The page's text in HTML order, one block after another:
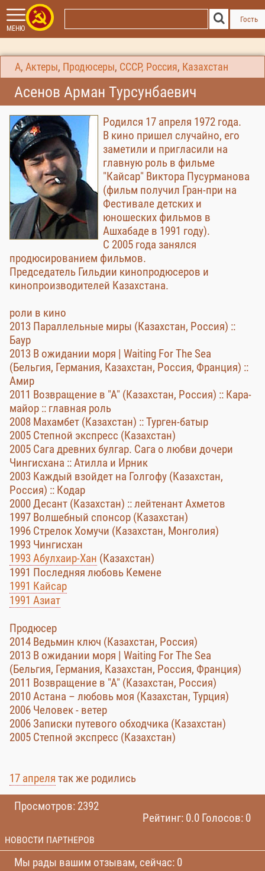
МЕНЮ
Гость
А, Актеры, Продюсеры, СССР, Россия, Казахстан
Асенов Арман Турсунбаевич
Родился 17 апреля 1972 года.
В кино пришел случайно, его
заметили и пригласили на
главную роль в фильме
"Кайсар" Виктора Пусурманова
(фильм получил Гран-при на
Фестивале детских и
юношеских фильмов в
Ашхабаде в 1991 году).
С 2005 года занялся
продюсированием фильмов.
Председатель Гильдии кинопродюсеров и
кинопроизводителей Казахстана.
роли в кино
2013 Параллельные миры (Казахстан, Россия) ::
Баур
2013 В ожидании моря | Waiting For The Sea
(Бельгия, Германия, Казахстан, Россия, Франция) ::
Амир
2011 Возвращение в "А" (Казахстан, Россия) :: Кара-
майор :: главная роль
2008 Махамбет (Казахстан) :: Турген-батыр
2005 Степной экспресс (Казахстан)
2005 Сага древних булгар. Сага о любви дочери
Чингисхана :: Атилла и Ирник
2003 Каждый взойдет на Голгофу (Казахстан,
Россия) :: Кодар
2000 Десант (Казахстан) :: лейтенант Ахметов
1997 Волшебный спонсор (Казахстан)
1996 Стрелок Хомучи (Казахстан, Монголия)
1993 Чингисхан
1993 Абулхаир-Хан (Казахстан)
1991 Последняя любовь Кемене
1991 Кайсар
1991 Азиат
Продюсер
2014 Ведьмин ключ (Казахстан, Россия)
2013 В ожидании моря | Waiting For The Sea
(Бельгия, Германия, Казахстан, Россия, Франция)
2011 Возвращение в "А" (Казахстан, Россия)
2010 Астана – любовь моя (Казахстан, Турция)
2006 Человек - ветер
2006 Записки путевого обходчика (Казахстан)
2005 Степной экспресс (Казахстан)
17 апреля так же родились
Просмотров: 2392
Рейтинг: 0.0 Голосов: 0
НОВОСТИ ПАРТНЕРОВ
Мы рады вашим отзывам, сейчас: 0